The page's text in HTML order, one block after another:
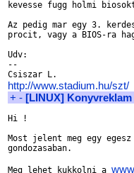
kevesse fugg holmi
Az pedig mar egy 3.
procit, vagy a BIOS-ra
Udv:
--
http://www.stadium.hu/szt/
+ - [LINUX]
Hi !
Most jelent meg egy
gondozasaban.
Meg lehet kukkolni a